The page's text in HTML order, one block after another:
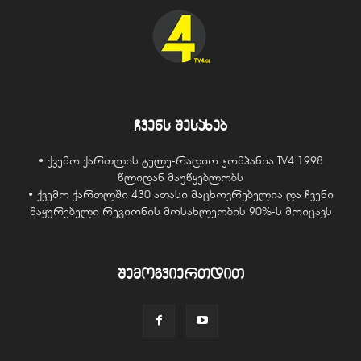
ჩვენს შესახებ
• ქვემო ქართლის ტელე-რადიო კომპანია TV4 1998
წლიდან მაუწყებლობს
• ქვემო ქართლში 430 ათასი მაცხოვრებელია და ჩვენი
მაყურებელი რეგიონის მოსახლეობის 90%-ს მოიცავს
შემოგვიერთდით